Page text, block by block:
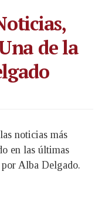
de la
noticias más
en las últimas
Alba Delgado.